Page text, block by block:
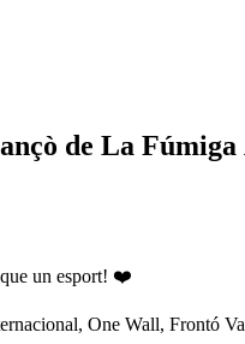
de La
un esport! ❤️
One Wall, Frontó